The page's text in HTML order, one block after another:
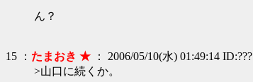
ん？
15 ： たまおき ★ ： 2006/05/10(水) 01:49:14 ID:???
>山口に続くか。